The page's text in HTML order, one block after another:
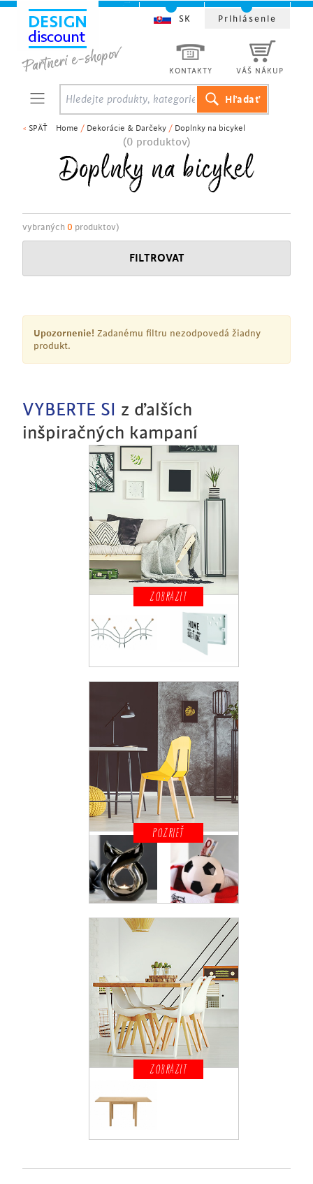
< SPÄŤ Home / Dekorácie & Darčeky / Doplnky na bicykel
(0 produktov)
Doplnky na bicykel
vybraných 0 produktov)
FILTROVAT
Upozornenie! Zadanému filtru nezodpovedá žiadny
produkt.
VYBERTE SI
z ďalších
inšpiračných kampaní
ZOBRAZIT
POZRIEŤ
ZOBRAZIT
KONTAKTY VÁŠ NÁKUP
SK Prihlásenie